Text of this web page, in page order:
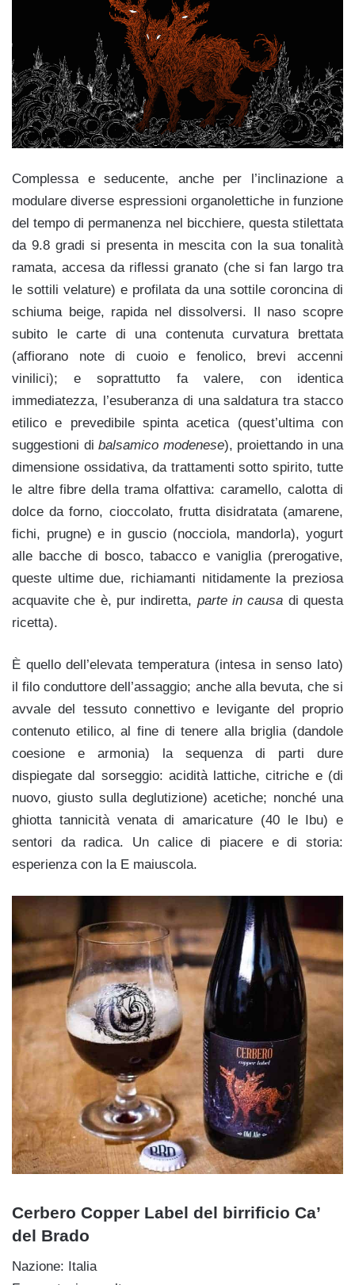
Complessa e seducente, anche per l’inclinazione a
modulare diverse espressioni organolettiche in funzione
del tempo di permanenza nel bicchiere, questa stilettata
da 9.8 gradi si presenta in mescita con la sua tonalità
ramata, accesa da riflessi granato (che si fan largo tra
le sottili velature) e profilata da una sottile coroncina di
schiuma beige, rapida nel dissolversi. Il naso scopre
subito le carte di una contenuta curvatura brettata
(affiorano note di cuoio e fenolico, brevi accenni
vinilici); e soprattutto fa valere, con identica
immediatezza, l’esuberanza di una saldatura tra stacco
etilico e prevedibile spinta acetica (quest’ultima con
suggestioni di balsamico modenese), proiettando in una
dimensione ossidativa, da trattamenti sotto spirito, tutte
le altre fibre della trama olfattiva: caramello, calotta di
dolce da forno, cioccolato, frutta disidratata (amarene,
fichi, prugne) e in guscio (nocciola, mandorla), yogurt
alle bacche di bosco, tabacco e vaniglia (prerogative,
queste ultime due, richiamanti nitidamente la preziosa
acquavite che è, pur indiretta, parte in causa di questa
ricetta).
È quello dell’elevata temperatura (intesa in senso lato)
il filo conduttore dell’assaggio; anche alla bevuta, che si
avvale del tessuto connettivo e levigante del proprio
contenuto etilico, al fine di tenere alla briglia (dandole
coesione e armonia) la sequenza di parti dure
dispiegate dal sorseggio: acidità lattiche, citriche e (di
nuovo, giusto sulla deglutizione) acetiche; nonché una
ghiotta tannicità venata di amaricature (40 le Ibu) e
sentori da radica. Un calice di piacere e di storia:
esperienza con la E maiuscola.
Cerbero Copper Label del birrificio Ca’
del Brado
Nazione: Italia